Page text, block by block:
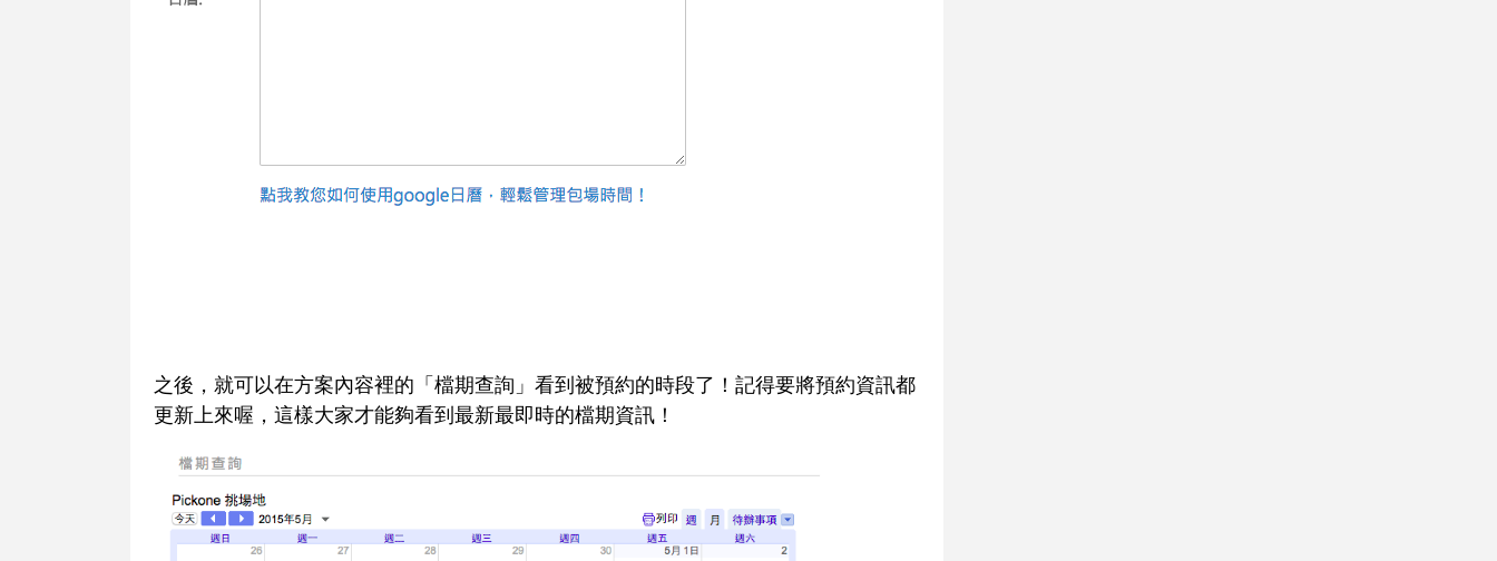
之後，就可以在方案內容裡的「檔期查詢」看到被預約的時段了！記得要將預約資訊都
更新上來喔，這樣大家才能夠看到最新最即時的檔期資訊！